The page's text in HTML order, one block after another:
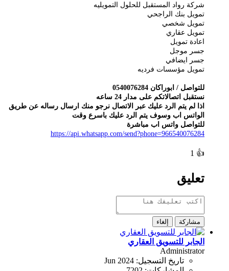
شركة رواد المستقبل للحلول التمويليه
تمويل بنك الراجحي
تمويل شخصي
تمويل عقاري
اعادة تمويل
جسر موجل
جسر ايضافي
تمويل مؤسسات فرديه
للتواصل / ابوراكان 0540076284
نستقبل اتصالاتكم على مدار 24 ساعه
اذا لم يتم الرد عليك عبر الاتصال نرجو منك ارسال رساله عن طريق
الواتس اب وسوف يتم الرد عليك باسرع وقت
للتواصل واتس اب مباشرة
https://api.whatsapp.com/send?phone=966540076284
👍
1
تعليق
مشاركة إلغاء
الجابر للتسويق العقاري
Administrator
تاريخ التسجيل: Jun 2024